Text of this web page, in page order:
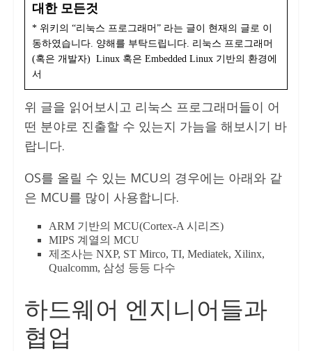
대한 모든것
* 위키의 “리눅스 프로그래머” 라는 글이 현재의 글로 이
동하였습니다. 양해를 부탁드립니다. 리눅스 프로그래머
(혹은 개발자) Linux 혹은 Embedded Linux 기반의 환경에
서
위 글을 읽어보시고 리눅스 프로그래머들이 어
떤 분야로 진출할 수 있는지 가늠을 해보시기 바
랍니다.
OS를 올릴 수 있는 MCU의 경우에는 아래와 같
은 MCU를 많이 사용합니다.
ARM 기반의 MCU(Cortex-A 시리즈)
MIPS 계열의 MCU
제조사는 NXP, ST Mirco, TI, Mediatek, Xilinx,
Qualcomm, 삼성 등등 다수
하드웨어 엔지니어들과
협업